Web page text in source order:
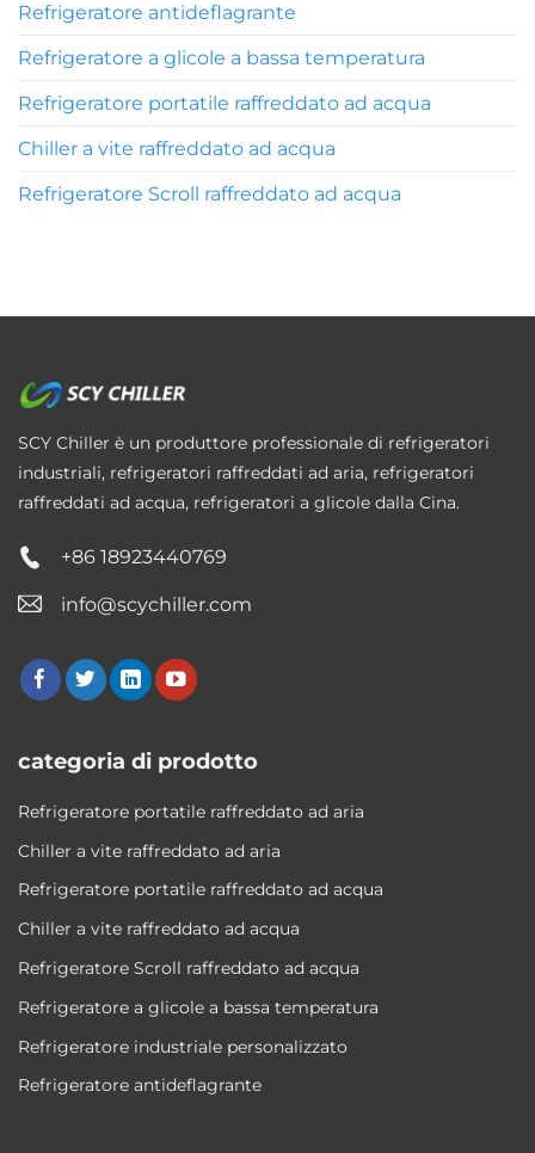
Refrigeratore antideflagrante
Refrigeratore a glicole a bassa temperatura
Refrigeratore portatile raffreddato ad acqua
Chiller a vite raffreddato ad acqua
Refrigeratore Scroll raffreddato ad acqua
SCY Chiller è un produttore professionale di refrigeratori
industriali, refrigeratori raffreddati ad aria, refrigeratori
raffreddati ad acqua, refrigeratori a glicole dalla Cina.
+86 18923440769
info@scychiller.com
categoria di prodotto
Refrigeratore portatile raffreddato ad aria
Chiller a vite raffreddato ad aria
Refrigeratore portatile raffreddato ad acqua
Chiller a vite raffreddato ad acqua
Refrigeratore Scroll raffreddato ad acqua
Refrigeratore a glicole a bassa temperatura
Refrigeratore industriale personalizzato
Refrigeratore antideflagrante